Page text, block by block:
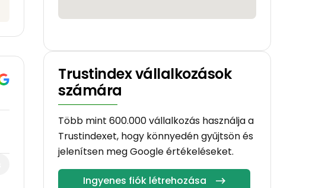
Trustindex vállalkozások
számára
Több mint 600.000 vállalkozás használja a
Trustindexet, hogy könnyedén gyűjtsön és
jelenítsen meg Google értékeléseket.
Ingyenes fiók létrehozása